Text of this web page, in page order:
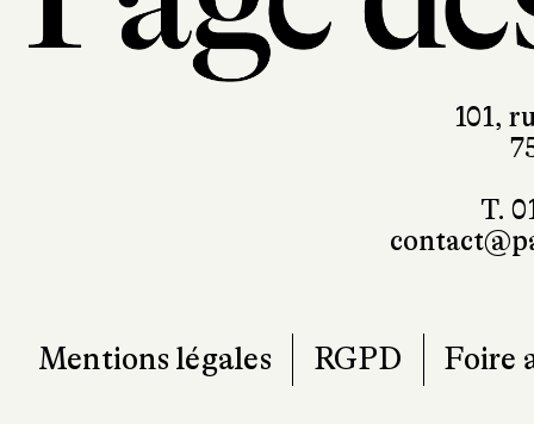
101,
T.
Mentions légales RGPD Foire